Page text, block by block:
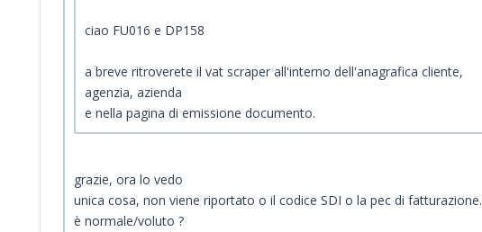
ciao FU016 e DP158
a breve ritroverete il vat scraper all'interno dell'anagrafica cliente,
agenzia, azienda
e nella pagina di emissione documento.
grazie, ora lo vedo
unica cosa, non viene riportato o il codice SDI o la pec di fatturazione.
è normale/voluto ?